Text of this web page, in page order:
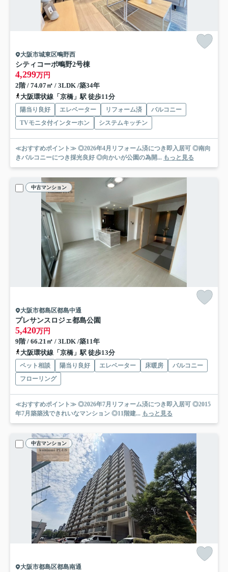
大阪市城東区鴫野西
シティコーポ鴫野2号棟
4,299万円
2階 / 74.07㎡ / 3LDK /築34年
大阪環状線「京橋」駅 徒歩11分
陽当り良好 エレベーター リフォーム済
バルコニー
TVモニタ付インターホン
システムキッチン
≪おすすめポイント≫ ◎2026年4月リフォーム済につき即入居可 ◎南向
きバルコニーにつき採光良好 ◎向かいが公園の為開... もっと見る
中古マンション
大阪市都島区都島中通
プレサンスロジェ都島公園
5,420万円
9階 / 66.21㎡ / 3LDK /築11年
大阪環状線「京橋」駅 徒歩13分
ペット相談 陽当り良好 エレベーター 床暖房
バルコニー
フローリング
≪おすすめポイント≫ ◎2026年7月リフォーム済につき即入居可 ◎2015
年7月築築浅できれいなマンション ◎11階建... もっと見る
中古マンション
大阪市都島区都島南通